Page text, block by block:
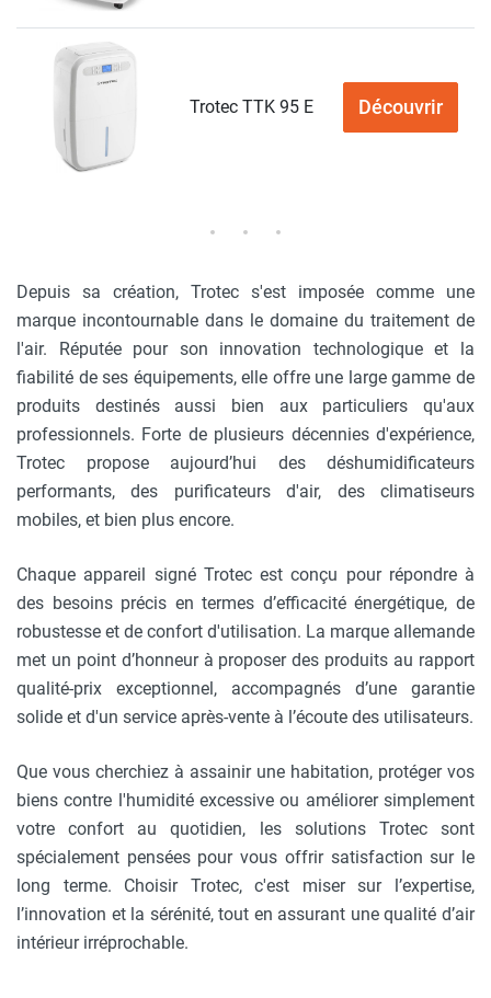
Trotec TTK 95 E Découvrir
Depuis sa création, Trotec s'est imposée comme une
marque incontournable dans le domaine du traitement de
l'air. Réputée pour son innovation technologique et la
fiabilité de ses équipements, elle offre une large gamme de
produits destinés aussi bien aux particuliers qu'aux
professionnels. Forte de plusieurs décennies d'expérience,
Trotec propose aujourd’hui des déshumidificateurs
performants, des purificateurs d'air, des climatiseurs
mobiles, et bien plus encore.
Chaque appareil signé Trotec est conçu pour répondre à
des besoins précis en termes d’efficacité énergétique, de
robustesse et de confort d'utilisation. La marque allemande
met un point d’honneur à proposer des produits au rapport
qualité-prix exceptionnel, accompagnés d’une garantie
solide et d'un service après-vente à l’écoute des utilisateurs.
Que vous cherchiez à assainir une habitation, protéger vos
biens contre l'humidité excessive ou améliorer simplement
votre confort au quotidien, les solutions Trotec sont
spécialement pensées pour vous offrir satisfaction sur le
long terme. Choisir Trotec, c'est miser sur l’expertise,
l’innovation et la sérénité, tout en assurant une qualité d’air
intérieur irréprochable.